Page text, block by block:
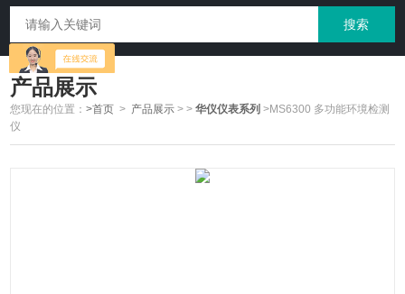
产品展示
您现在的位置：>首页 > 产品展示 >>华仪仪表系列 >MS6300 多功能环境检测
仪